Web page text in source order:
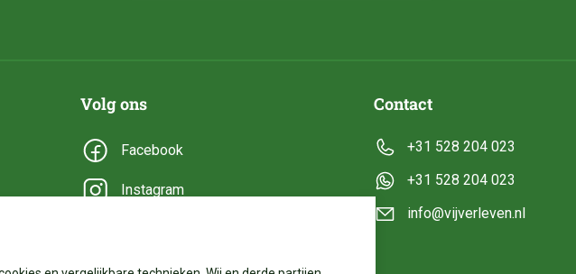
Volg ons
Facebook
Instagram
Contact
+31 528 204 023
+31 528 204 023
info@vijverleven.nl